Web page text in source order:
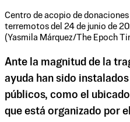
Centro de acopio de
terremotos del 24 de junio de
(Yasmila Márquez/The Epoch
Ante la magnitud de la
ayuda han sido
públicos, como el
que está organizado por